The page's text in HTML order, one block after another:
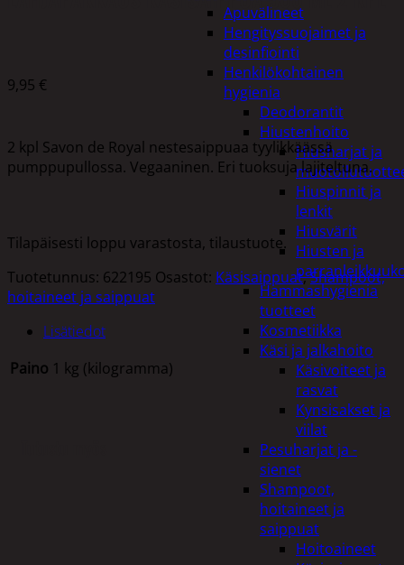
Apuvälineet
Hengityssuojaimet ja
desinfiointi
Henkilökohtainen
hygienia
Deodorantit
Hiustenhoito
Hiusharjat ja
Hiuspinnit ja
lenkit
Hiusvärit
Hiusten ja
Hammashygienia
tuotteet
Kosmetiikka
Käsi ja jalkahoito
Käsivoiteet ja
rasvat
Kynsisakset ja
viilat
Pesuharjat ja -
sienet
Shampoot,
hoitaineet ja
saippuat
Hoitoaineet
9,95 €
2 kpl Savon de Royal nestesaippuaa tyylikkäässä
pumppupullossa. Vegaaninen. Eri tuoksuja lajiteltuna.
Tilapäisesti loppu varastosta, tilaustuote.
Tuotetunnus: 622195 Osastot: Käsisaippuat,Shampoot,
hoitaineet ja saippuat
Lisätiedot
Paino 1 kg (kilogramma)